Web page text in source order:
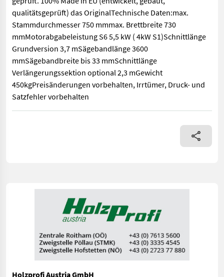
qualitätsgeprüft) das OriginalTechnische Daten:max.
Stammdurchmesser 750 mmmax. Brettbreite 730
mmMotorabgabeleistung S6 5,5 kW ( 4kW S1)Schnittlänge
Grundversion 3,7 mSägebandlänge 3600
mmSägebandbreite bis 33 mmSchnittlänge
Verlängerungssektion optional 2,3 mGewicht
450kgPreisänderungen vorbehalten, Irrtümer, Druck- und
Satzfehler vorbehalten
Vorführmaschine HBB 750 von HauslhofSolide
Holzprofi Austria GmbH